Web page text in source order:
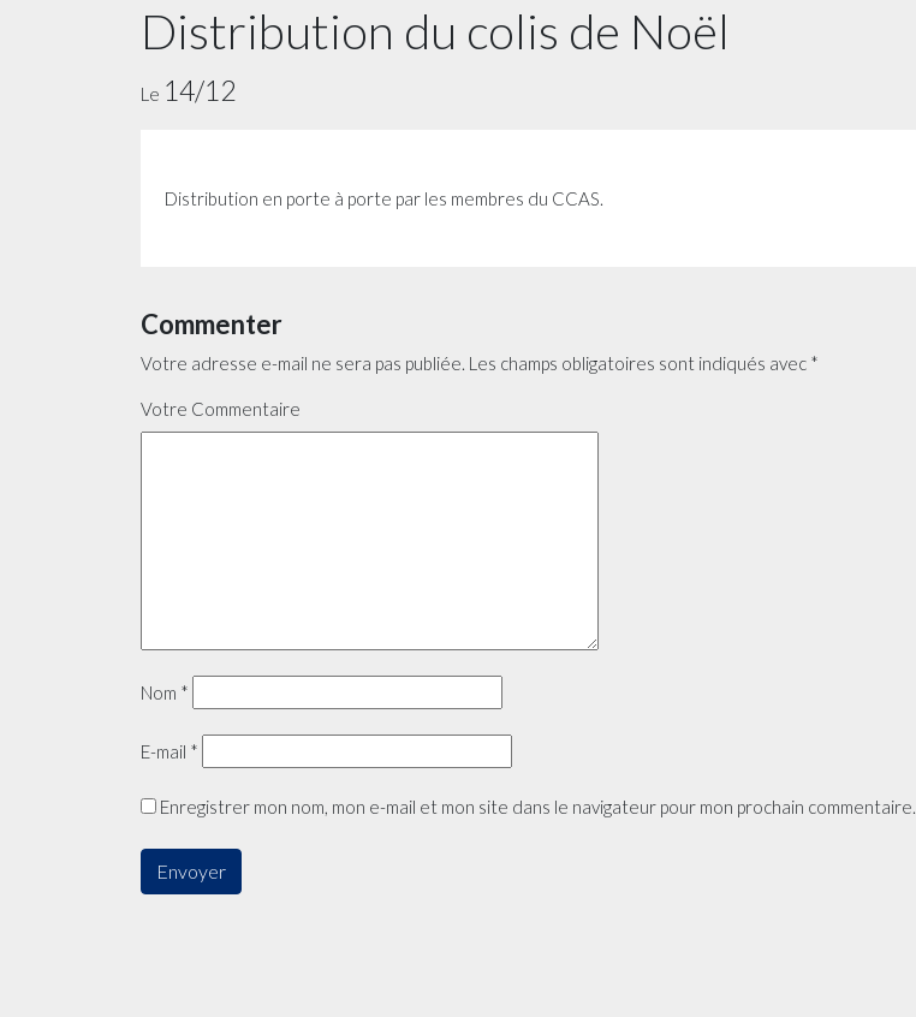
Distribution du colis de Noël
Le 14/12
Distribution en porte à porte par les membres du CCAS.
Commenter
Votre adresse e-mail ne sera pas publiée. Les champs obligatoires sont indiqués avec *
Votre Commentaire
Nom *
E-mail *
Enregistrer mon nom, mon e-mail et mon site dans le navigateur pour mon prochain commentaire.